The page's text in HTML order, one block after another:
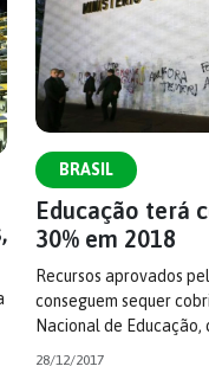
BRASIL
Educação terá
30% em 2018
Recursos aprovados
conseguem sequer
Nacional de
28/12/2017